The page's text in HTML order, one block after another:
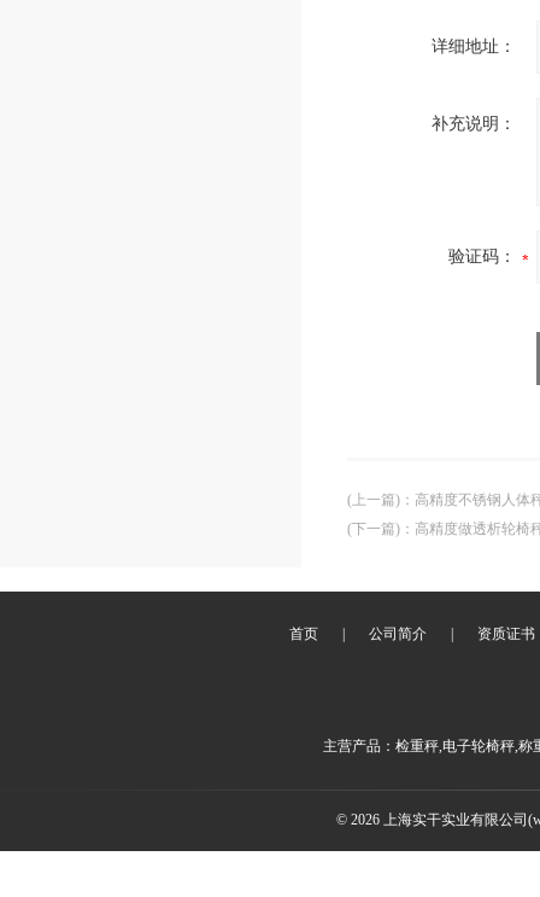
详细地址：
补充说明：
验证码：
(上一篇) ： 高精度不锈钢人体
(下一篇) ： 高精度做透析轮椅
首页 公司简介 资质证书
主营产品：检重秤,电子轮椅秤,
© 2026 上海实干实业有限公司